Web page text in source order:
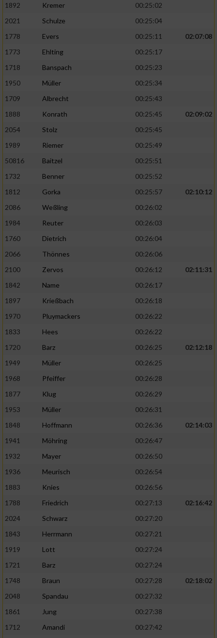
1892 Kremer
00:25:02
2021
Schulze
00:25:04
1778
Evers 00:25:11
02:07:08
1773
Ehlting
00:25:17
1718
Banspach
00:25:23
1950
Müller
00:25:34
1709
Albrecht
00:25:43
1888
Konrath 00:25:45
02:09:02
2054
Stolz
00:25:45
1989
Riemer
00:25:49
50816
Baitzel
00:25:51
1732
Benner
00:25:52
1812
Gorka 00:25:57
02:10:12
2086
Weßling
00:26:02
1984
Reuter
00:26:03
1760
Dietrich
00:26:04
2066
Thönnes
00:26:06
2100
Zervos 00:26:12
02:11:31
1842
Name
00:26:17
1897
Krießbach
00:26:18
1970
Pluymackers
00:26:22
1833
Hees
00:26:22
1720
Barz 00:26:25
02:12:18
1949
Müller
00:26:25
1968
Pfeiffer
00:26:28
1877
Klug
00:26:29
1953
Müller
00:26:31
1848
Hoffmann 00:26:36
02:14:03
1941
Möhring
00:26:47
1932
Mayer
00:26:50
1936
Meurisch
00:26:54
1883
Knies
00:26:56
1788
Friedrich 00:27:13
02:16:42
2024
Schwarz
00:27:20
1843
Herrmann
00:27:21
1919
Lott
00:27:24
1721
Barz
00:27:24
1748
Braun 00:27:28
02:18:02
2048
Spandau
00:27:32
1861
Jung
00:27:38
1712
Amandi
00:27:42